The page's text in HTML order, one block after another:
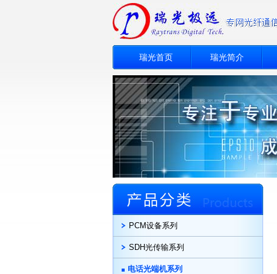
瑞光首页 瑞光简介
PCM设备系列
SDH光传输系列
电话光端机系列